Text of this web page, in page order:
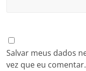
Salvar meus dados
vez que eu comentar.